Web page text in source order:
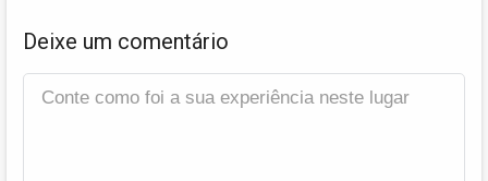
Deixe um comentário